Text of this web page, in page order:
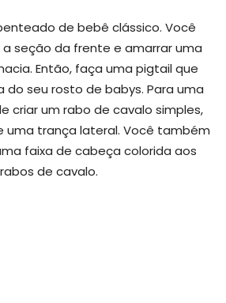
de bebê clássico. Você
seção da frente e amarrar uma
Então, faça uma pigtail que
do seu rosto de babys. Para uma
criar um rabo de cavalo simples,
uma trança lateral. Você também
faixa de cabeça colorida aos
rabos de cavalo.